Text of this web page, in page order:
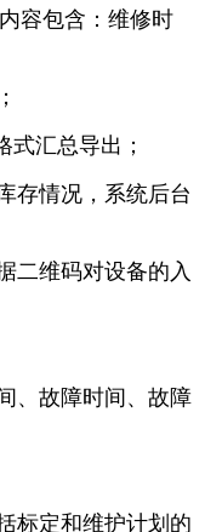
容包含：维修时
式汇总导出；
存情况，系统后台
二维码对设备的入
、故障时间、故障
标定和维护计划的